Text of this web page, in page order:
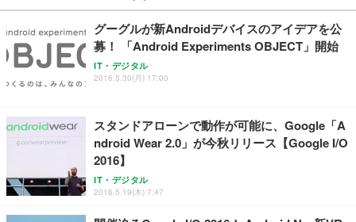
￥27,999
Sezlife オフィスチェア デスクチェア 疲れない テレ
ワーク チェア 強化バックレスト 30度ロッキング機
能 人間工学 椅子 腰サポート 90度跳ね上げ式アーム
務用 おしゃれ パソコンチェア (ブラック)
Sezlife オフィスチェア デスクチェア 疲れない テレ
ワーク チェア 強化バックレスト 30度ロッキング機
能 人間工学 椅子 腰サポート 90度跳ね上げ式アーム
レスト 3Dヘッドレスト ハンガー付き 高反発クッシ
￥109,572
【純正品】27"ゲーミングモニター DualSense 充電
フック付き（CFI-ZDM1J）
【整備済み品】Dell E2724HS 27インチ 液晶モニタ
ー フルHD（1920×1080）VA 非光沢 HDMI/DisplayP
ort/VGA スピーカー内蔵 高さ調整 スイベル VESA対
応 ComfortView ビジネス向け
￥15,800
￥3,234
ネオ・ルーライフ ネオ・オムツ L 中型犬用 26枚入
り 単品
Smart Basic(スマートベーシック) 【Amazon.co.jp
限定】 Smart Basic アイリスオーヤマ ペットシーツ
超厚型 お徳用 ワイド 100枚入 (x 1) (ケース販売)
グーグルが新Androidデバイスのアイデアを公
募！ 「Android Experiments OBJECT」開始
IT・デジタル
2016.5.30(月) 17:00
スタンドアローンで動作が可能に、Google「A
ndroid Wear 2.0」が今秋リリース【Google I/O
2016】
IT・デジタル
2016.5.19(木) 7:47